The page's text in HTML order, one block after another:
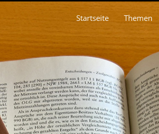
Startseite Themen